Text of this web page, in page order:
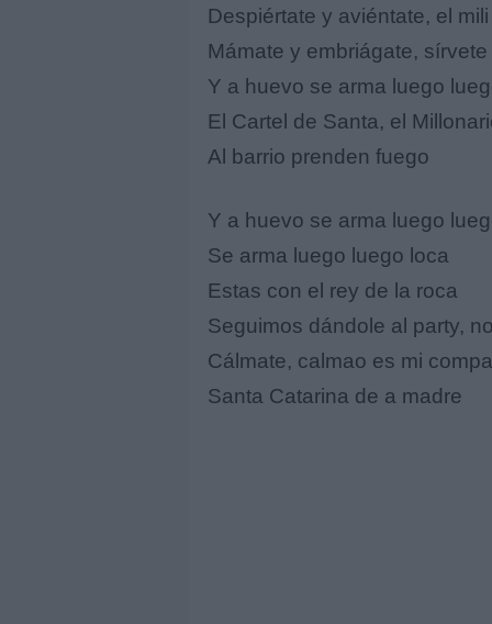
Despiértate y aviéntate, el
Mámate y embriágate,
Y a huevo se arma luego
El Cartel de Santa, el
Al barrio prenden fuego
Y a huevo se arma luego
Se arma luego luego loca
Estas con el rey de la roca
Seguimos dándole al party,
Cálmate, calmao es mi
Santa Catarina de a madre